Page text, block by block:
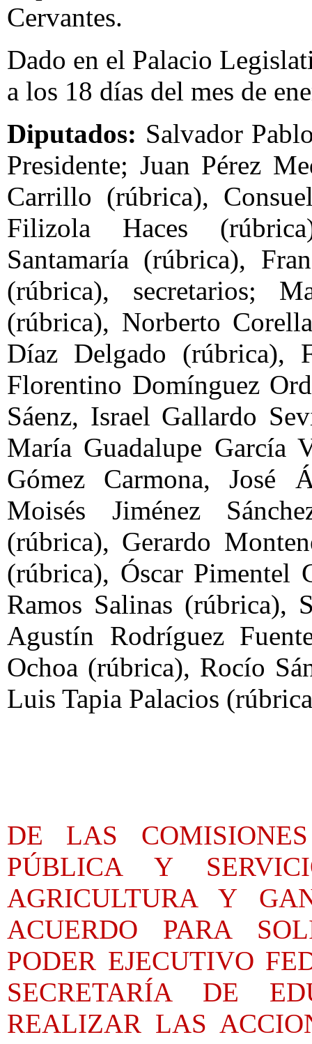
Cervantes.
Dado en el Palacio
a los 18 días del mes de
Diputados: Salvador
Presidente; Juan Pérez
Carrillo (rúbrica),
Filizola Haces
Santamaría (rúbrica),
(rúbrica), secretarios;
(rúbrica), Norberto
Díaz Delgado (rúbrica),
Florentino Domínguez
Sáenz, Israel Gallardo
María Guadalupe García
Gómez Carmona, José
Moisés Jiménez
(rúbrica), Gerardo
(rúbrica), Óscar Pimentel
Ramos Salinas (rúbrica),
Agustín Rodríguez
Ochoa (rúbrica), Rocío
Luis Tapia Palacios
DE LAS
PÚBLICA Y
AGRICULTURA Y
ACUERDO PARA
PODER EJECUTIVO
SECRETARÍA DE
REALIZAR LAS